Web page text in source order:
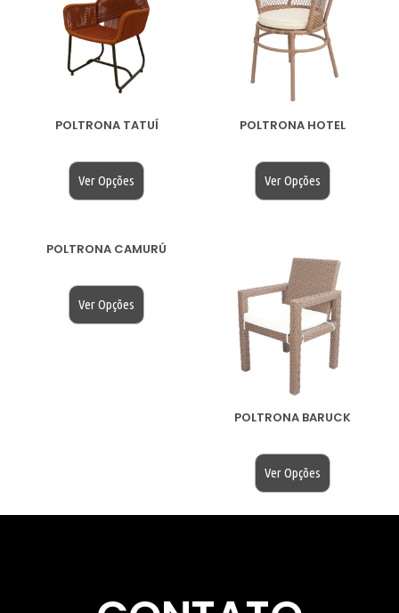
POLTRONA TATUÍ
Ver Opções
POLTRONA HOTEL
Ver Opções
POLTRONA CAMURÚ
Ver Opções
POLTRONA BARUCK
Ver Opções